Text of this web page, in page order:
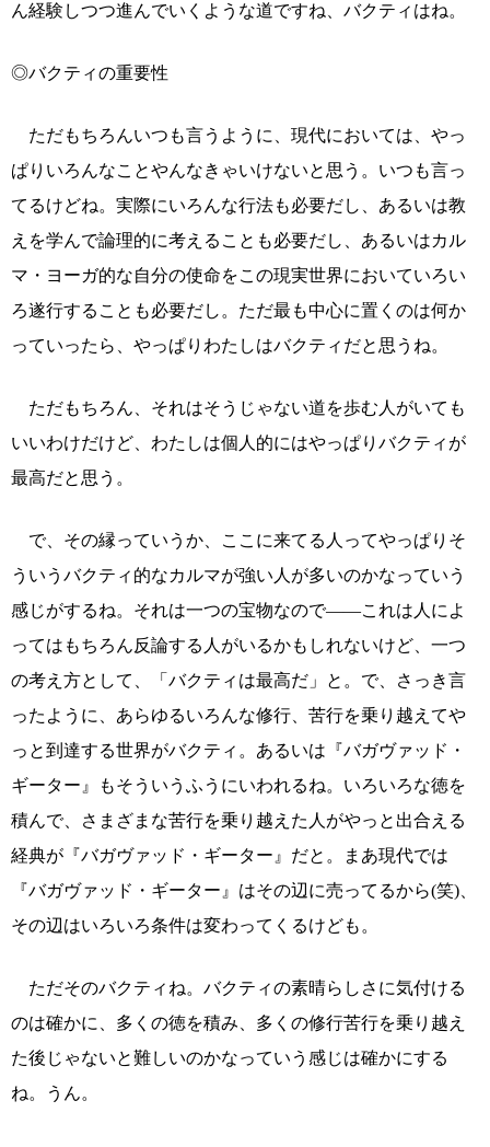
ん経験しつつ進んでいくような道ですね、バクティはね。
◎バクティの重要性
ただもちろんいつも言うように、現代においては、やっ
ぱりいろんなことやんなきゃいけないと思う。いつも言っ
てるけどね。実際にいろんな行法も必要だし、あるいは教
えを学んで論理的に考えることも必要だし、あるいはカル
マ・ヨーガ的な自分の使命をこの現実世界においていろい
ろ遂行することも必要だし。ただ最も中心に置くのは何か
っていったら、やっぱりわたしはバクティだと思うね。
ただもちろん、それはそうじゃない道を歩む人がいても
いいわけだけど、わたしは個人的にはやっぱりバクティが
最高だと思う。
で、その縁っていうか、ここに来てる人ってやっぱりそ
ういうバクティ的なカルマが強い人が多いのかなっていう
感じがするね。それは一つの宝物なので――これは人によ
ってはもちろん反論する人がいるかもしれないけど、一つ
の考え方として、「バクティは最高だ」と。で、さっき言
ったように、あらゆるいろんな修行、苦行を乗り越えてや
っと到達する世界がバクティ。あるいは『バガヴァッド・
ギーター』もそういうふうにいわれるね。いろいろな徳を
積んで、さまざまな苦行を乗り越えた人がやっと出合える
経典が『バガヴァッド・ギーター』だと。まあ現代では
『バガヴァッド・ギーター』はその辺に売ってるから(笑)、
その辺はいろいろ条件は変わってくるけども。
ただそのバクティね。バクティの素晴らしさに気付ける
のは確かに、多くの徳を積み、多くの修行苦行を乗り越え
た後じゃないと難しいのかなっていう感じは確かにする
ね。うん。